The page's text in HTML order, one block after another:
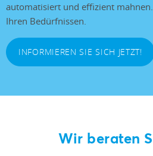
automatisiert und effizient
Ihren Bedürfnissen.
INFORMIEREN SIE SICH JETZT!
Wir beraten